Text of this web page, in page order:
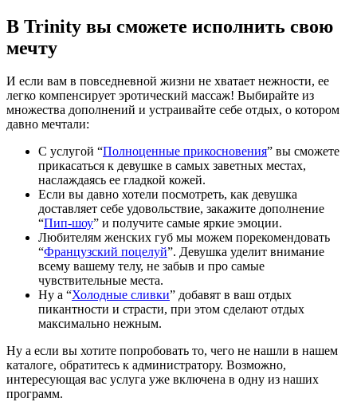
В Trinity вы сможете исполнить свою
мечту
И если вам в повседневной жизни не хватает нежности, ее
легко компенсирует эротический массаж! Выбирайте из
множества дополнений и устраивайте себе отдых, о котором
давно мечтали:
С услугой “Полноценные прикосновения” вы сможете
прикасаться к девушке в самых заветных местах,
наслаждаясь ее гладкой кожей.
Если вы давно хотели посмотреть, как девушка
доставляет себе удовольствие, закажите дополнение
“Пип-шоу” и получите самые яркие эмоции.
Любителям женских губ мы можем порекомендовать
“Французский поцелуй”. Девушка уделит внимание
всему вашему телу, не забыв и про самые
чувствительные места.
Ну а “Холодные сливки” добавят в ваш отдых
пикантности и страсти, при этом сделают отдых
максимально нежным.
Ну а если вы хотите попробовать то, чего не нашли в нашем
каталоге, обратитесь к администратору. Возможно,
интересующая вас услуга уже включена в одну из наших
программ.